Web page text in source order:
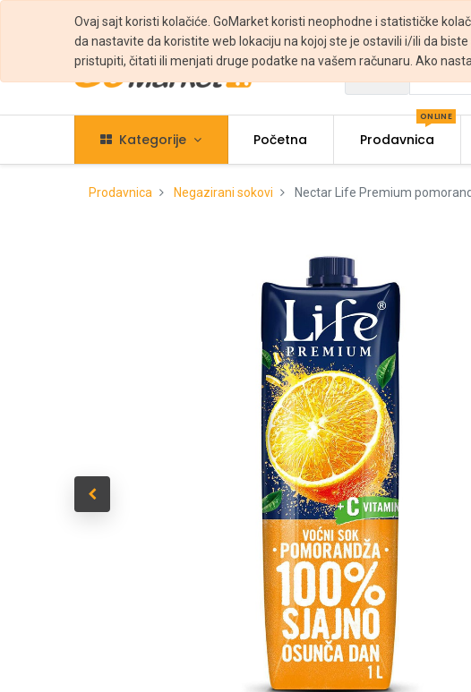
Ovaj sajt koristi kolačiće. GoMarket koristi neophodne i statističke
da nastavite da koristite web lokaciju na kojoj ste je ostavili i/ili da
pristupiti, čitati ili menjati druge podatke na vašem računaru. Ako
Kategorije Početna Prodavnica
ONLINE
Prodavnica Negazirani sokovi Nectar Life Premium